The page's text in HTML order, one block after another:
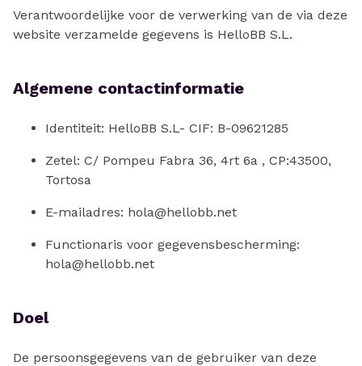
Verantwoordelijke voor de verwerking van de via deze
website verzamelde gegevens is HelloBB S.L.
Algemene contactinformatie
Identiteit: HelloBB S.L- CIF: B-09621285
Zetel: C/ Pompeu Fabra 36, 4rt 6a , CP:43500,
Tortosa
E-mailadres: hola@hellobb.net
Functionaris voor gegevensbescherming:
hola@hellobb.net
Doel
De persoonsgegevens van de gebruiker van deze